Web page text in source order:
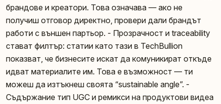
брандове и креатори. Това означава — ако не
получиш отговор директно, провери дали брандът
работи с външен партьор. - Прозрачност и traceability
стават филтър: статии като тази в TechBullion
показват, че бизнесите искат да комуникират откъдe
идват материалите им. Това е възможност — ти
можеш да изтъкнеш своята “sustainable angle”. -
Съдържание тип UGC и ремикси на продуктови видеа